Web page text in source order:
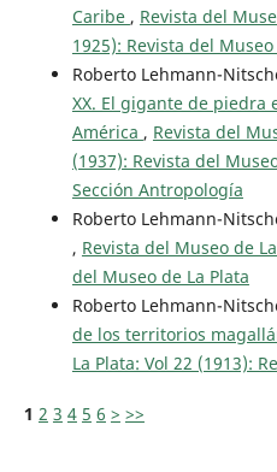
Caribe , Revista del
1925): Revista del
Roberto Lehmann-
XX. El gigante de piedra
América , Revista del
(1937): Revista del
Sección Antropología
Roberto Lehmann-
, Revista del Museo de
del Museo de La Plata
Roberto Lehmann-
de los territorios
La Plata: Vol 22 (1913):
1 2 3 4 5 6 > >>